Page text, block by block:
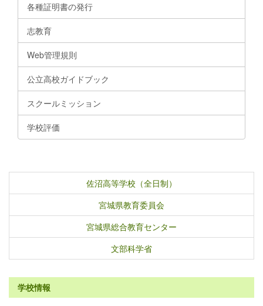
各種証明書の発行
志教育
Web管理規則
公立高校ガイドブック
スクールミッション
学校評価
佐沼高等学校（全日制）
宮城県教育委員会
宮城県総合教育センター
文部科学省
学校情報